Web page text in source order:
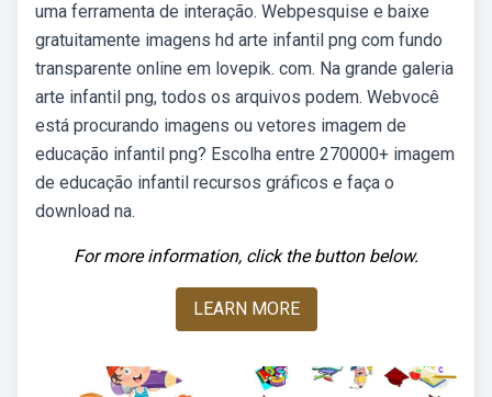
uma ferramenta de interação. Webpesquise e baixe
gratuitamente imagens hd arte infantil png com fundo
transparente online em lovepik. com. Na grande galeria
arte infantil png, todos os arquivos podem. Webvocê
está procurando imagens ou vetores imagem de
educação infantil png? Escolha entre 270000+ imagem
de educação infantil recursos gráficos e faça o
download na.
For more information, click the button below.
LEARN MORE